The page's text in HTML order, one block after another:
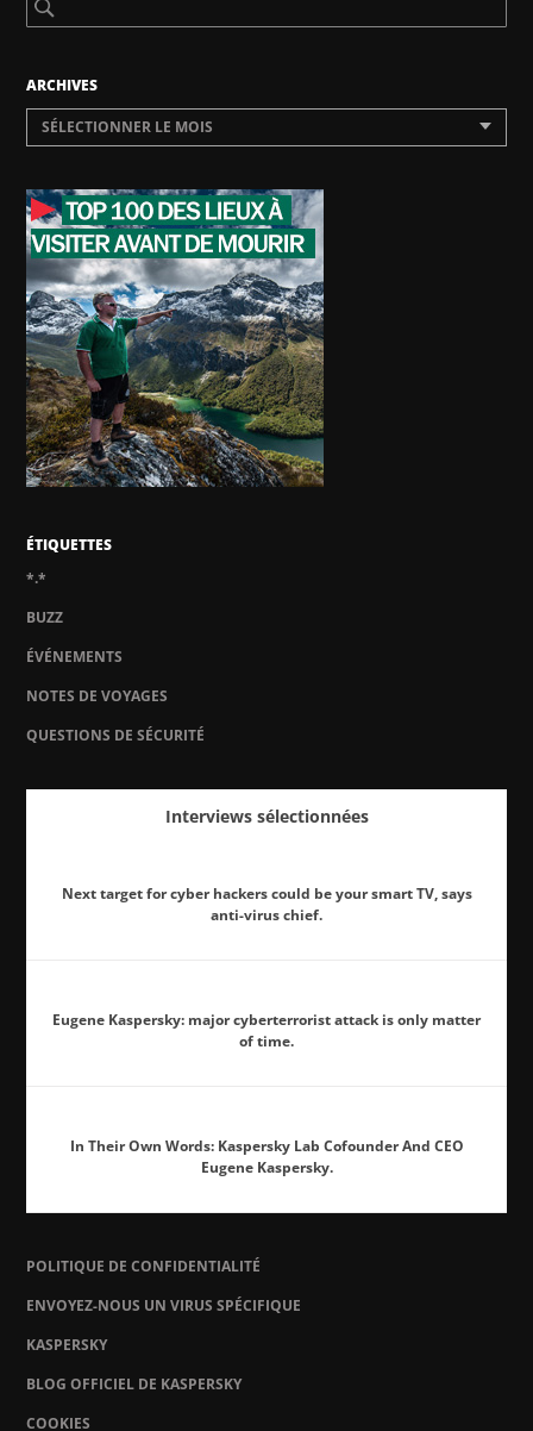
ARCHIVES
SÉLECTIONNER LE MOIS
ÉTIQUETTES
*.*
BUZZ
ÉVÉNEMENTS
NOTES DE VOYAGES
QUESTIONS DE SÉCURITÉ
Interviews sélectionnées
Next target for cyber hackers could be your smart TV, says
anti-virus chief.
Eugene Kaspersky: major cyberterrorist attack is only matter
of time.
In Their Own Words: Kaspersky Lab Cofounder And CEO
Eugene Kaspersky.
POLITIQUE DE CONFIDENTIALITÉ
ENVOYEZ-NOUS UN VIRUS SPÉCIFIQUE
KASPERSKY
BLOG OFFICIEL DE KASPERSKY
COOKIES